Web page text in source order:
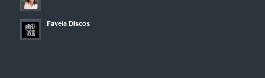
Favela Discos